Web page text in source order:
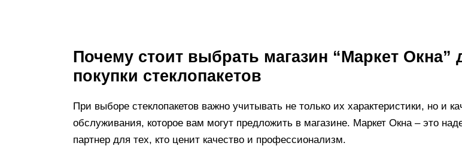
Почему стоит выбрать магазин “Маркет Окна”
покупки стеклопакетов
При выборе стеклопакетов важно учитывать не только их характеристики, но и
обслуживания, которое вам могут предложить в магазине. Маркет Окна – это
партнер для тех, кто ценит качество и профессионализм.